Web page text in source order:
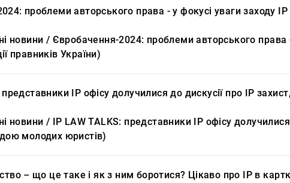
проблеми авторського права - у фокусі уваги заходу ІР
новини / Євробачення-2024: проблеми авторського права
правників України)
ІР офісу долучилися до дискусії про ІР
новини / IP LAW TALKS: представники ІР офісу долучилися
молодих юристів)
– що це таке і як з ним боротися? Цікаво про IP в